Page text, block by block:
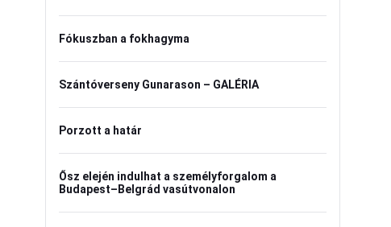
Fókuszban a fokhagyma
Szántóverseny Gunarason – GALÉRIA
Porzott a határ
Ősz elején indulhat a személyforgalom a
Budapest–Belgrád vasútvonalon